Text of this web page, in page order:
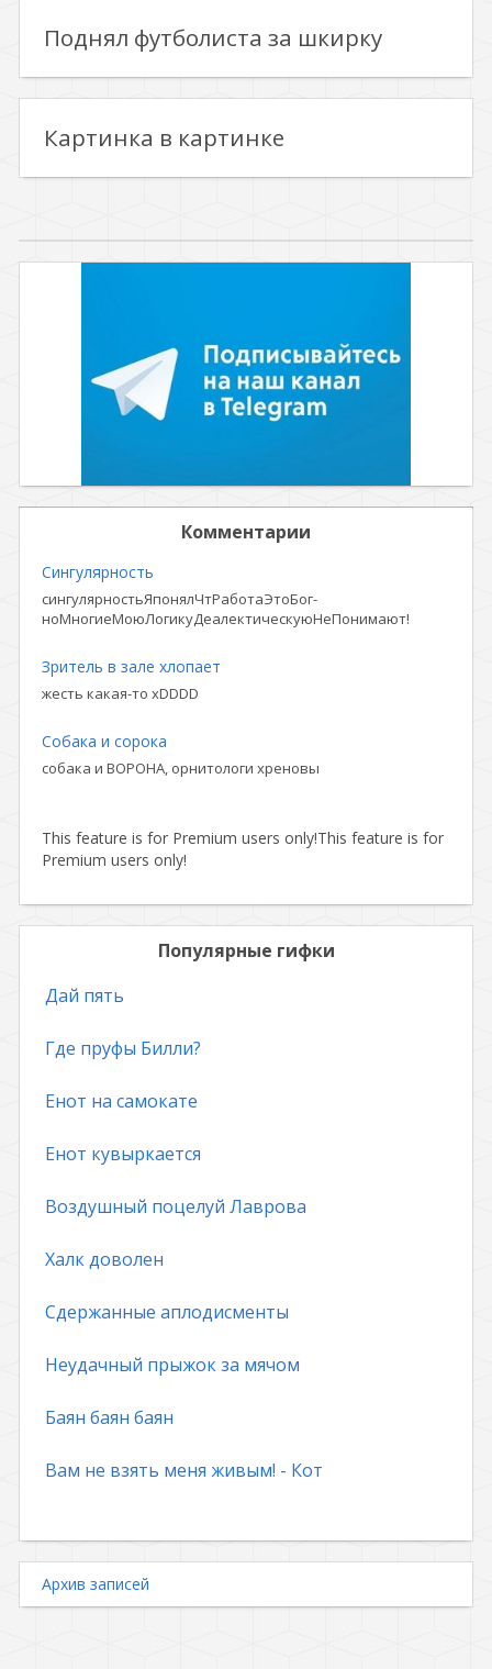
Поднял футболиста за шкирку
Картинка в картинке
Комментарии
Сингулярность
сингулярностьЯпонялЧтРаботаЭтоБог-
ноМногиеМоюЛогикуДеалектическуюНеПонимают!
Зритель в зале хлопает
жесть какая-то xDDDD
Собака и сорока
собака и ВОРОНА, орнитологи хреновы
This feature is for Premium users only!This feature is for
Premium users only!
Популярные гифки
Дай пять
Где пруфы Билли?
Енот на самокате
Енот кувыркается
Воздушный поцелуй Лаврова
Халк доволен
Сдержанные аплодисменты
Неудачный прыжок за мячом
Баян баян баян
Вам не взять меня живым! - Кот
Архив записей